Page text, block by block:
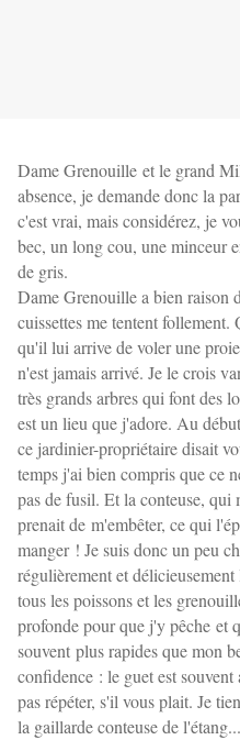
Dame Grenouille et le grand
absence, je demande donc la
c'est vrai, mais considérez, je
bec, un long cou, une minceur
de gris.
Dame Grenouille a bien raison
cuissettes me tentent
qu'il lui arrive de voler une
n'est jamais arrivé. Je le crois
très grands arbres qui font des
est un lieu que j'adore. Au
ce jardinier-propriétaire disait
temps j'ai bien compris que ce
pas de fusil. Et la conteuse, qui
prenait de m'embêter, ce qui
manger ! Je suis donc un peu
régulièrement et
tous les poissons et les
profonde pour que j'y pêche et
souvent plus rapides que mon
confidence : le guet est
pas répéter, s'il vous plait. Je
la gaillarde conteuse de l'étang...